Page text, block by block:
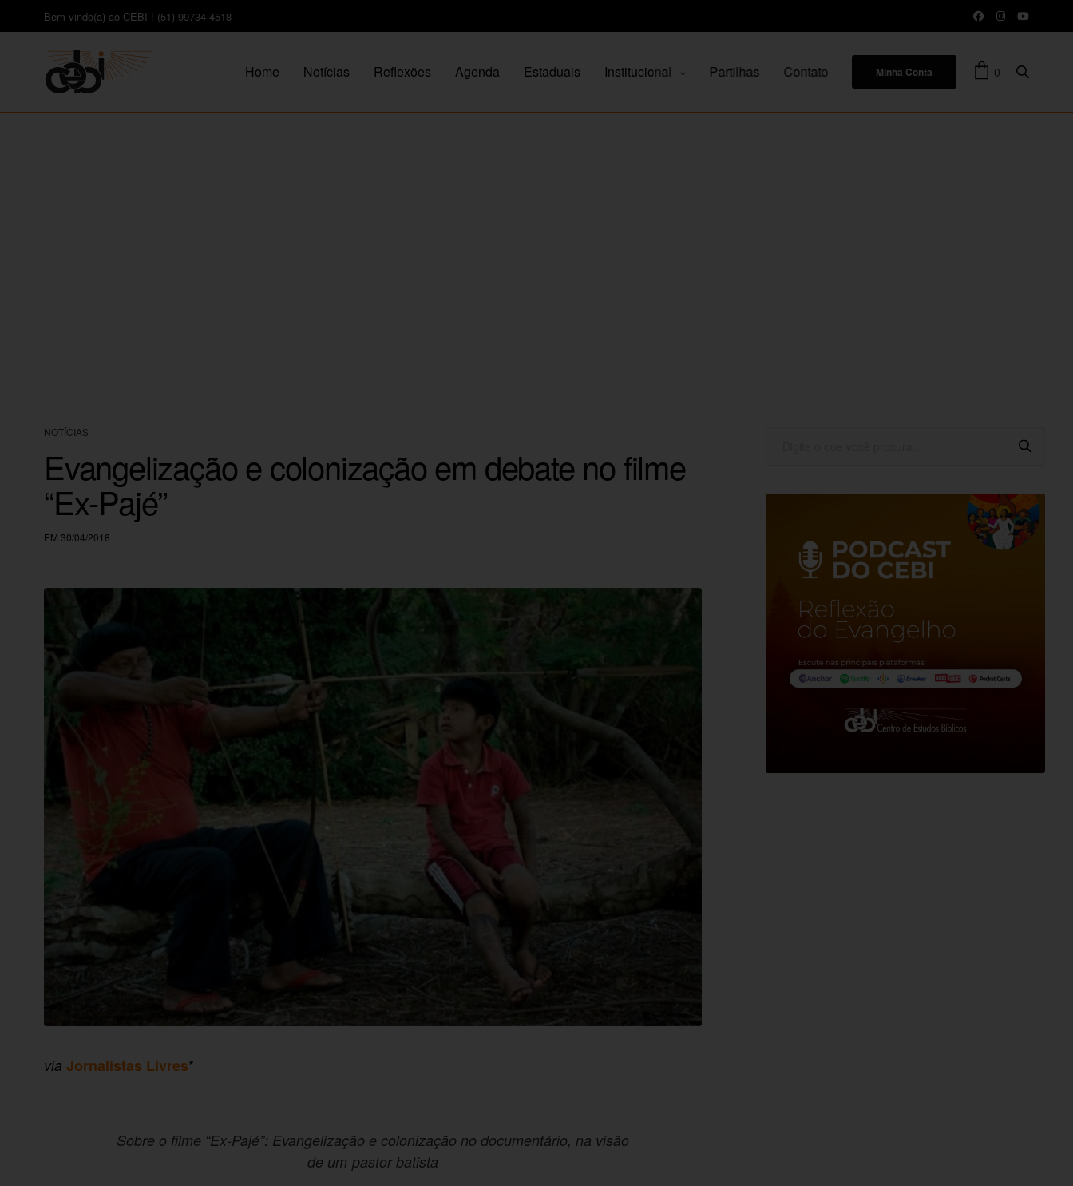
Bem vindo(a) ao CEBI ! (51) 99734-4518
Home Notícias Reflexões Agenda Estaduais Institucional Partilhas Contato Minha Conta 0
NOTÍCIAS
Evangelização e colonização em debate no filme
“Ex-Pajé”
EM 30/04/2018
via Jornalistas Livres*
Sobre o filme “Ex-Pajé”: Evangelização e colonização no documentário, na visão
de um pastor batista